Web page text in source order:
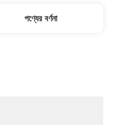
পণ্যের বর্ণনা